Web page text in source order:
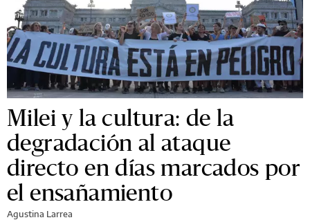
Milei y la cultura: de la
degradación al ataque
directo en días marcados por
el ensañamiento
Agustina Larrea